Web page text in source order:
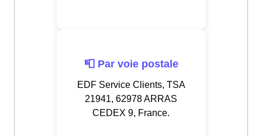
📮 Par voie postale
EDF Service Clients, TSA
21941, 62978 ARRAS
CEDEX 9, France.